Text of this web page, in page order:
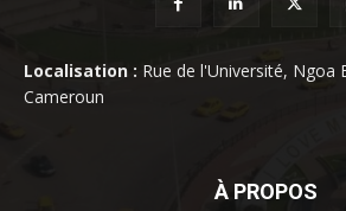
Localisation : Rue de l'Université, Ngoa
Cameroun
À PROPOS